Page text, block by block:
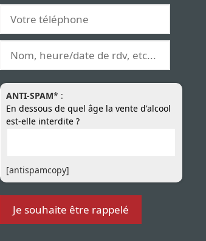
ANTI-SPAM* :
En dessous de quel âge la vente d'alcool
est-elle interdite ?
[antispamcopy]